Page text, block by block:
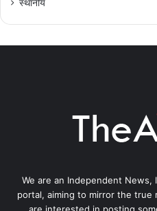
स्थानीय
We are an Independent
portal, aiming to mirror the